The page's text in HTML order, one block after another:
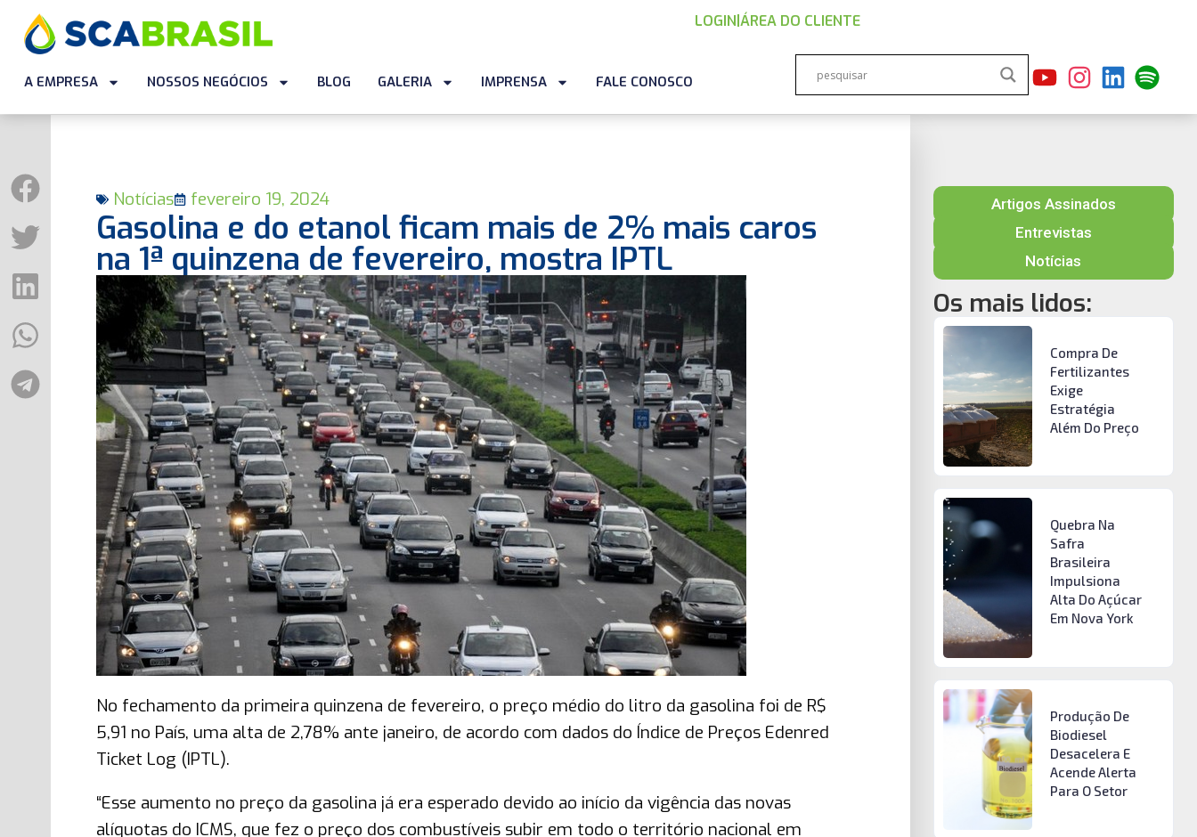
LOGIN |ÁREA DO CLIENTE
A EMPRESA NOSSOS NEGÓCIOS BLOG GALERIA IMPRENSA FALE CONOSCO
Notícias fevereiro 19, 2024
Gasolina e do etanol ficam mais de 2% mais caros
na 1ª quinzena de fevereiro, mostra IPTL
No fechamento da primeira quinzena de fevereiro, o preço médio do litro da gasolina foi de R$
5,91 no País, uma alta de 2,78% ante janeiro, de acordo com dados do Índice de Preços Edenred
Ticket Log (IPTL).
“Esse aumento no preço da gasolina já era esperado devido ao início da vigência das novas
alíquotas do ICMS, que fez o preço dos combustíveis subir em todo o território nacional em
Artigos Assinados
Entrevistas
Notícias
Os mais lidos:
Compra De
Fertilizantes
Exige
Estratégia
Além Do Preço
Quebra Na
Safra
Brasileira
Impulsiona
Alta Do Açúcar
Em Nova York
Produção De
Biodiesel
Desacelera E
Acende Alerta
Para O Setor